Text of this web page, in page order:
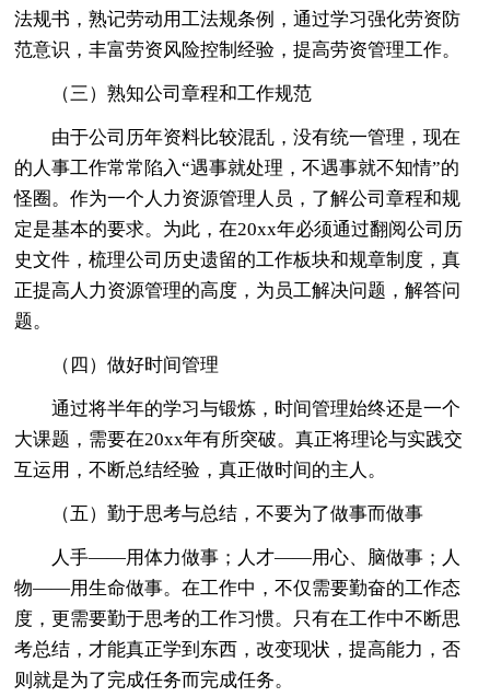
法规书，熟记劳动用工法规条例，通过学习强化劳资防
范意识，丰富劳资风险控制经验，提高劳资管理工作。
（三）熟知公司章程和工作规范
由于公司历年资料比较混乱，没有统一管理，现在
的人事工作常常陷入“遇事就处理，不遇事就不知情”的
怪圈。作为一个人力资源管理人员，了解公司章程和规
定是基本的要求。为此，在20xx年必须通过翻阅公司历
史文件，梳理公司历史遗留的工作板块和规章制度，真
正提高人力资源管理的高度，为员工解决问题，解答问
题。
（四）做好时间管理
通过将半年的学习与锻炼，时间管理始终还是一个
大课题，需要在20xx年有所突破。真正将理论与实践交
互运用，不断总结经验，真正做时间的主人。
（五）勤于思考与总结，不要为了做事而做事
人手——用体力做事；人才——用心、脑做事；人
物——用生命做事。在工作中，不仅需要勤奋的工作态
度，更需要勤于思考的工作习惯。只有在工作中不断思
考总结，才能真正学到东西，改变现状，提高能力，否
则就是为了完成任务而完成任务。